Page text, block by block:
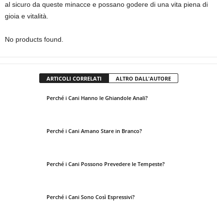
al sicuro da queste minacce e possano godere di una vita piena di
gioia e vitalità.
No products found.
ARTICOLI CORRELATI ALTRO DALL'AUTORE
Perché i Cani Hanno le Ghiandole Anali?
Perché i Cani Amano Stare in Branco?
Perché i Cani Possono Prevedere le Tempeste?
Perché i Cani Sono Così Espressivi?